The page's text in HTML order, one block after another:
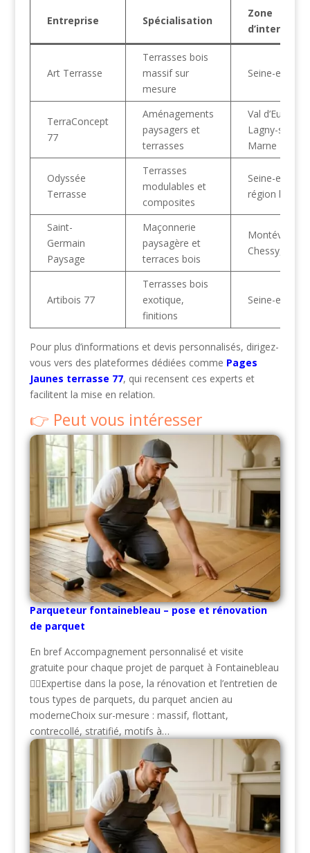
Entreprise Spécialisation
Zone
Art Terrasse
Terrasses bois
massif sur
mesure
Seine-et-
TerraConcept
77
Aménagements
paysagers et
terrasses
Val d’Europe,
Lagny-sur-
Marne
Odyssée
Terrasse
Terrasses
modulables et
composites
Seine-et-
région large
Saint-
Germain
Paysage
Maçonnerie
paysagère et
terraces bois
Montévrain,
Chessy, Serris
Artibois 77
Terrasses bois
exotique,
finitions
Seine-et-
Pour plus d’informations et devis personnalisés, dirigez-
vous vers des plateformes dédiées comme Pages
Jaunes terrasse 77, qui recensent ces experts et
facilitent la mise en relation.
Peut vous intéresser
Parqueteur fontainebleau – pose et rénovation
de parquet
En bref Accompagnement personnalisé et visite
gratuite pour chaque projet de parquet à Fontainebleau
👷‍♂️Expertise dans la pose, la rénovation et l’entretien de
tous types de parquets, du parquet ancien au
moderneChoix sur-mesure : massif, flottant,
contrecollé, stratifié, motifs à…